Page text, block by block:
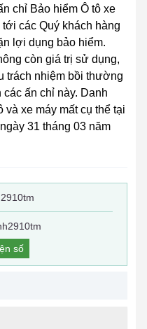
chỉ Bảo hiểm Ô tô xe
các Quý khách hàng
lợi dụng bảo hiểm.
còn giá trị sử dụng,
trách nhiệm bồi thường
ấn chỉ này. Danh
và xe máy mất cụ thể tại
31 tháng 03 năm
số